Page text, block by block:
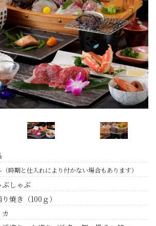
（時期と仕入れにより付かない場合もあります）
ぶしゃぶ
焼き（100ｇ）